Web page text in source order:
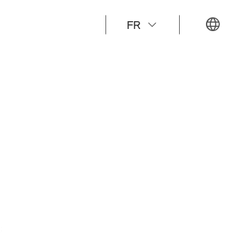
FR